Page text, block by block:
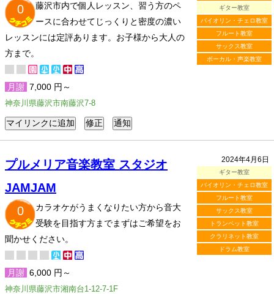
ギター教室
バイオリン・チェロ教室
フルート教室
サックス教室
ボーカル・声楽教室
0
藤沢市内で個人レッスン、習う方のペ
ースに合わせてじっくりと密度の濃い
レッスンには定評あります。お子様から大人の
方まで。
月謝 7,000 円～
神奈川県藤沢市南藤沢7-8
2024年4月6日
ギター教室
バイオリン・チェロ教室
フルート教室
サックス教室
トランペット教室
クラリネット教室
ドラム教室
プルメリア音楽教室 スタジオ
JAMJAM
0
カラオケがうまくなりたい方から音大
受験を目指す方までまずはご希望をお
聞かせください。
月謝 6,000 円～
神奈川県藤沢市湘南台1-12-7-1F